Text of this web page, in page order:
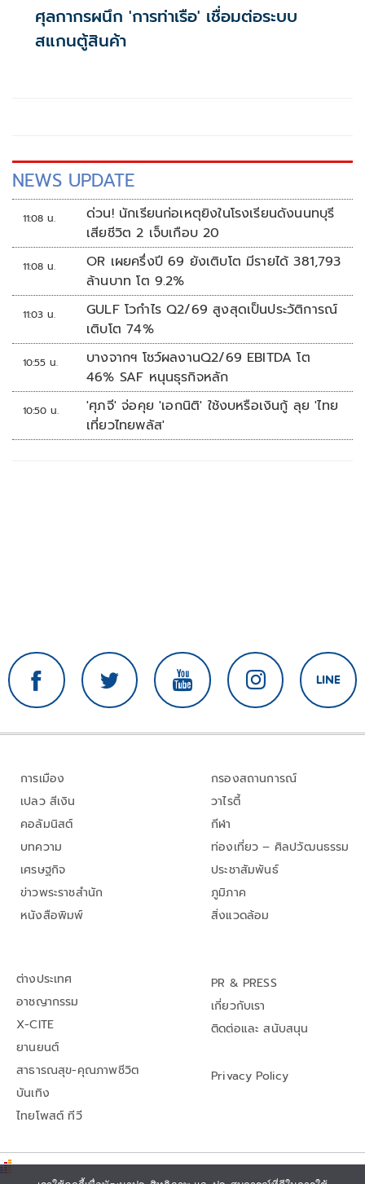
ศุลกากรผนึก 'การท่าเรือ' เชื่อมต่อระบบ
สแกนตู้สินค้า
NEWS UPDATE
11:08 น.
ด่วน! นักเรียนก่อเหตุยิงในโรงเรียนดังนนทบุรี
เสียชีวิต 2 เจ็บเกือบ 20
11:08 น.
OR เผยครึ่งปี 69 ยังเติบโต มีรายได้ 381,793
ล้านบาท โต 9.2%
11:03 น.
GULF โวกำไร Q2/69 สูงสุดเป็นประวัติการณ์
เติบโต 74%
10:55 น.
บางจากฯ โชว์ผลงานQ2/69 EBITDA โต
46% SAF หนุนธุรกิจหลัก
10:50 น.
'ศุภจี' จ่อคุย 'เอกนิติ' ใช้งบหรือเงินกู้ ลุย 'ไทย
เที่ยวไทยพลัส'
การเมือง
เปลว สีเงิน
คอลัมนิสต์
บทความ
เศรษฐกิจ
ข่าวพระราชสำนัก
หนังสือพิมพ์
กรองสถานการณ์
วาไรตี้
กีฬา
ท่องเที่ยว – ศิลปวัฒนธรรม
ประชาสัมพันธ์
ภูมิภาค
สิ่งแวดล้อม
ต่างประเทศ
อาชญากรรม
X-CITE
ยานยนต์
สาธารณสุข-คุณภาพชีวิต
บันเทิง
ไทยโพสต์ ทีวี
PR & PRESS
เกี่ยวกับเรา
ติดต่อและ สนับสนุน
Privacy Policy